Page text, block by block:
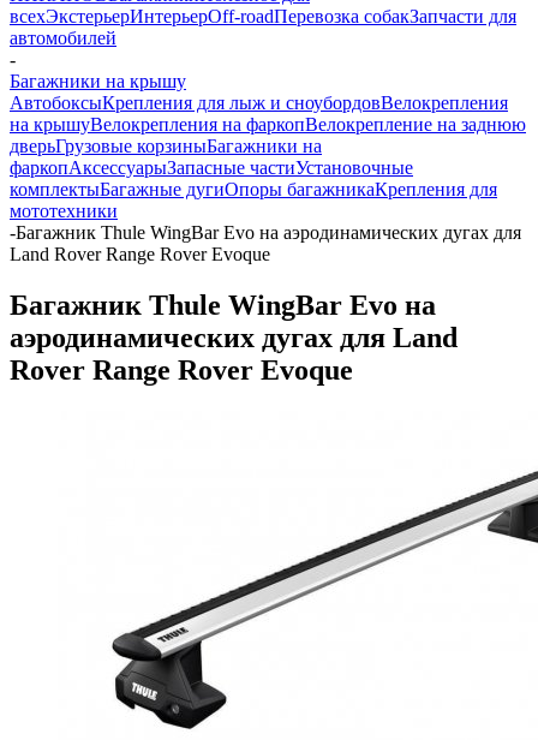
всехЭкстерьерИнтерьерOff-roadПеревозка собакЗапчасти для
автомобилей
-
Багажники на крышу
АвтобоксыКрепления для лыж и сноубордовВелокрепления
на крышуВелокрепления на фаркопВелокрепление на заднюю
дверьГрузовые корзиныБагажники на
фаркопАксессуарыЗапасные частиУстановочные
комплектыБагажные дугиОпоры багажникаКрепления для
мототехники
-Багажник Thule WingBar Evo на аэродинамических дугах для
Land Rover Range Rover Evoque
Багажник Thule WingBar Evo на
аэродинамических дугах для Land
Rover Range Rover Evoque